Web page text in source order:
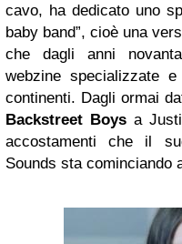
cavo, ha dedicato uno
baby band”, cioè una
che dagli anni
webzine specializzate
continenti. Dagli ormai
Backstreet Boys a
accostamenti che il
Sounds sta cominciando